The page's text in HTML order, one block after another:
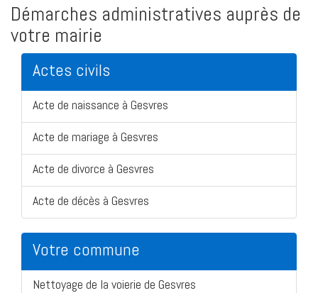
Démarches administratives auprès de
votre mairie
Actes civils
Acte de naissance à Gesvres
Acte de mariage à Gesvres
Acte de divorce à Gesvres
Acte de décès à Gesvres
Votre commune
Nettoyage de la voierie de Gesvres